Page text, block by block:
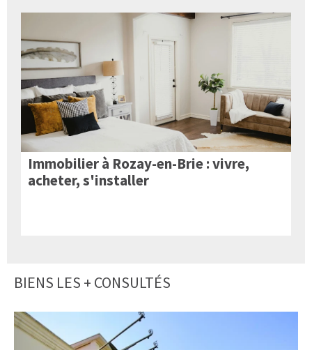
Immobilier à Rozay-en-Brie : vivre,
acheter, s'installer
BIENS LES + CONSULTÉS